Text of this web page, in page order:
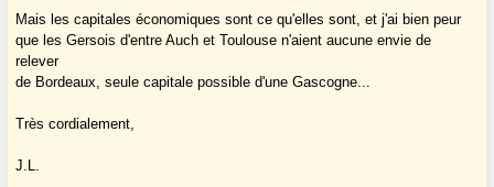
Mais les capitales économiques sont ce qu'elles sont, et j'ai bien peur
que les Gersois d'entre Auch et Toulouse n'aient aucune envie de
relever
de Bordeaux, seule capitale possible d'une Gascogne...
Très cordialement,
J.L.